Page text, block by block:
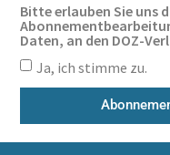
Bitte erlauben Sie uns
Daten, an den DOZ-
Ja, ich stimme zu.